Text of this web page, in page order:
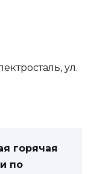
ул.
горячая
по